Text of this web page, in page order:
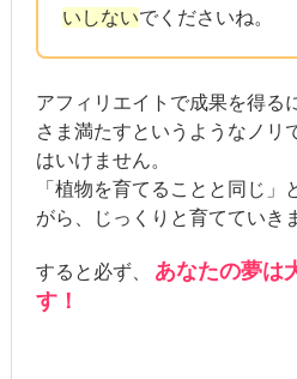
いしないでくださいね。
アフィリエイトで成果を得る
さま満たすというようなノリ
はいけません。
「植物を育てることと同じ
がら、じっくりと育てていき
すると必ず、
あなたの夢は
す！